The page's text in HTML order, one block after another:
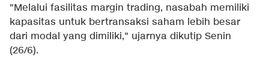
"Melalui fasilitas margin trading, nasabah memiliki
kapasitas untuk bertransaksi saham lebih besar
dari modal yang dimiliki," ujarnya dikutip Senin
(26/6).